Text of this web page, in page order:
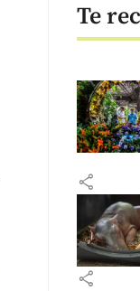
Te
share
share